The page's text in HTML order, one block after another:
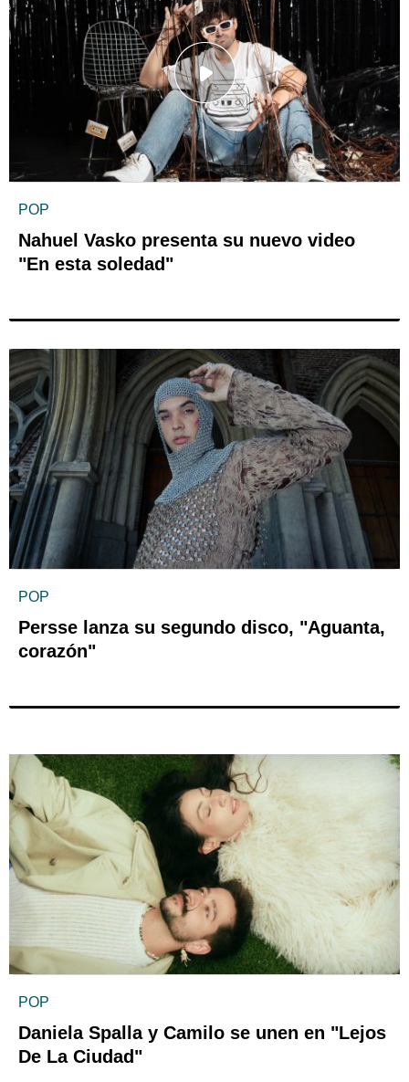
POP
Nahuel Vasko presenta su nuevo video
"En esta soledad"
POP
Persse lanza su segundo disco, "Aguanta,
corazón"
POP
Daniela Spalla y Camilo se unen en "Lejos
De La Ciudad"